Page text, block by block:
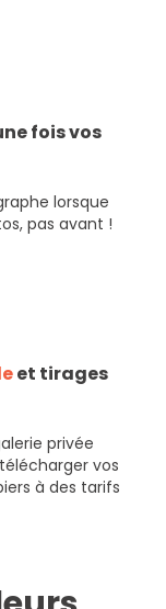
fois vos
lorsque
pas avant !
et tirages
privée
vos
à des tarifs